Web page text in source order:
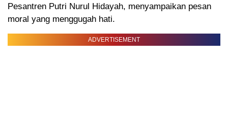
Pesantren Putri Nurul Hidayah, menyampaikan pesan
moral yang menggugah hati.
ADVERTISEMENT